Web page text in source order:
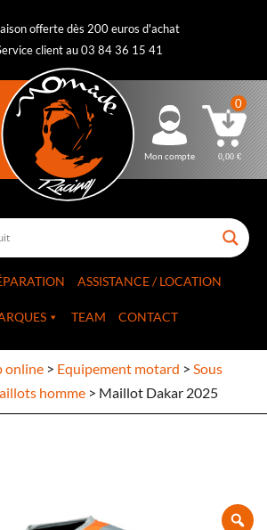
offerte dès 200 euros d'achat
client au 03 84 36 15 41
Mon compte
0
0,00€
ASSISTANCE / LOCATION
TEAM CONTACT
online> Equipement motard > Sous
homme> Maillot Dakar 2025